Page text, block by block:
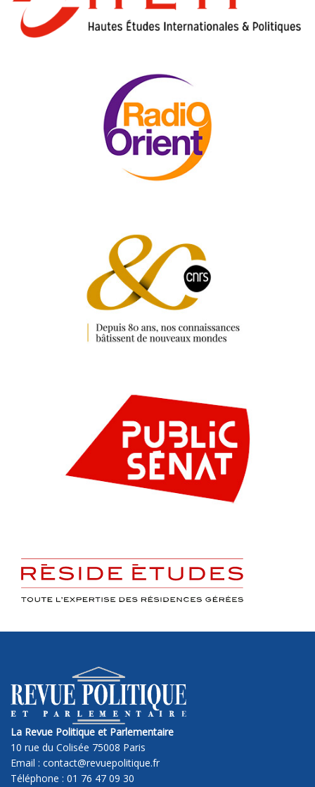
La Revue Politique et Parlementaire
10 rue du Colisée 75008 Paris
Email : contact@revuepolitique.fr
Téléphone : 01 76 47 09 30